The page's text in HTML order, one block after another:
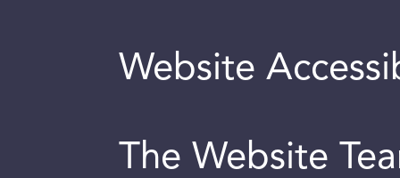
Website
The Website